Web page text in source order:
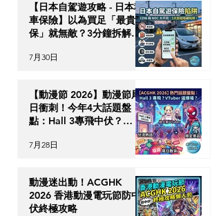
【日本自駕遊攻略 - 日本租
車保險】以為買足「最貴全
保」就無敵？3分鐘拆解
CDW與NOC分別＋5大即
時破保陷阱
7月30日
【動漫節 2026】動漫節尾
日衝刺！今年4大話題盤
點：Hall 3專飛中伏？
7月28日
動漫迷出動！ACGHK
2026 香港動漫電玩節防中
伏終極攻略